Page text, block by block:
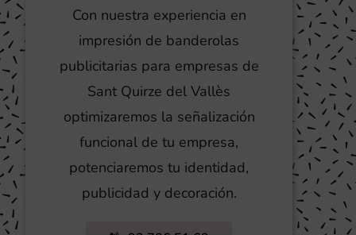
Con nuestra experiencia en
impresión de banderolas
publicitarias para empresas de
Sant Quirze del Vallès
optimizaremos la señalización
funcional de tu empresa,
potenciaremos tu identidad,
publicidad y decoración.